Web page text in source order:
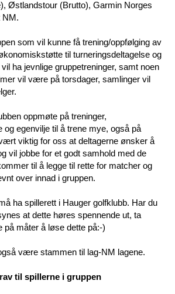
Østlandstour (Brutto), Garmin Norges
NM.
som vil kunne få trening/oppfølging av
til turneringsdeltagelse og
ha jevnlige gruppetreninger, samt noen
vil være på torsdager, samlinger vil
oppmøte på treninger,
og egenvilje til å trene mye, også på
viktig for oss at deltagerne ønsker å
vil jobbe for et godt samhold med de
til å legge til rette for matcher og
over innad i gruppen.
ha spillerett i Hauger golfklubb. Har du
at dette høres spennende ut, ta
på måter å løse dette på:-)
være stammen til lag-NM lagene.
til spillerne i gruppen